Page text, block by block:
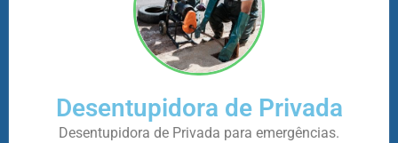
Desentupidora de Privada
Desentupidora de Privada para emergências.